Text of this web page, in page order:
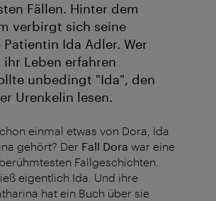
Fällen. Hinter dem
verbirgt sich seine
Ida Adler. Wer
Leben erfahren
unbedingt "Ida", den
Urenkelin lesen.
einmal etwas von Dora, Ida
gehört? Der Fall Dora war eine
berühmtesten Fallgeschichten.
eigentlich Ida. Und ihre
hat ein Buch über sie